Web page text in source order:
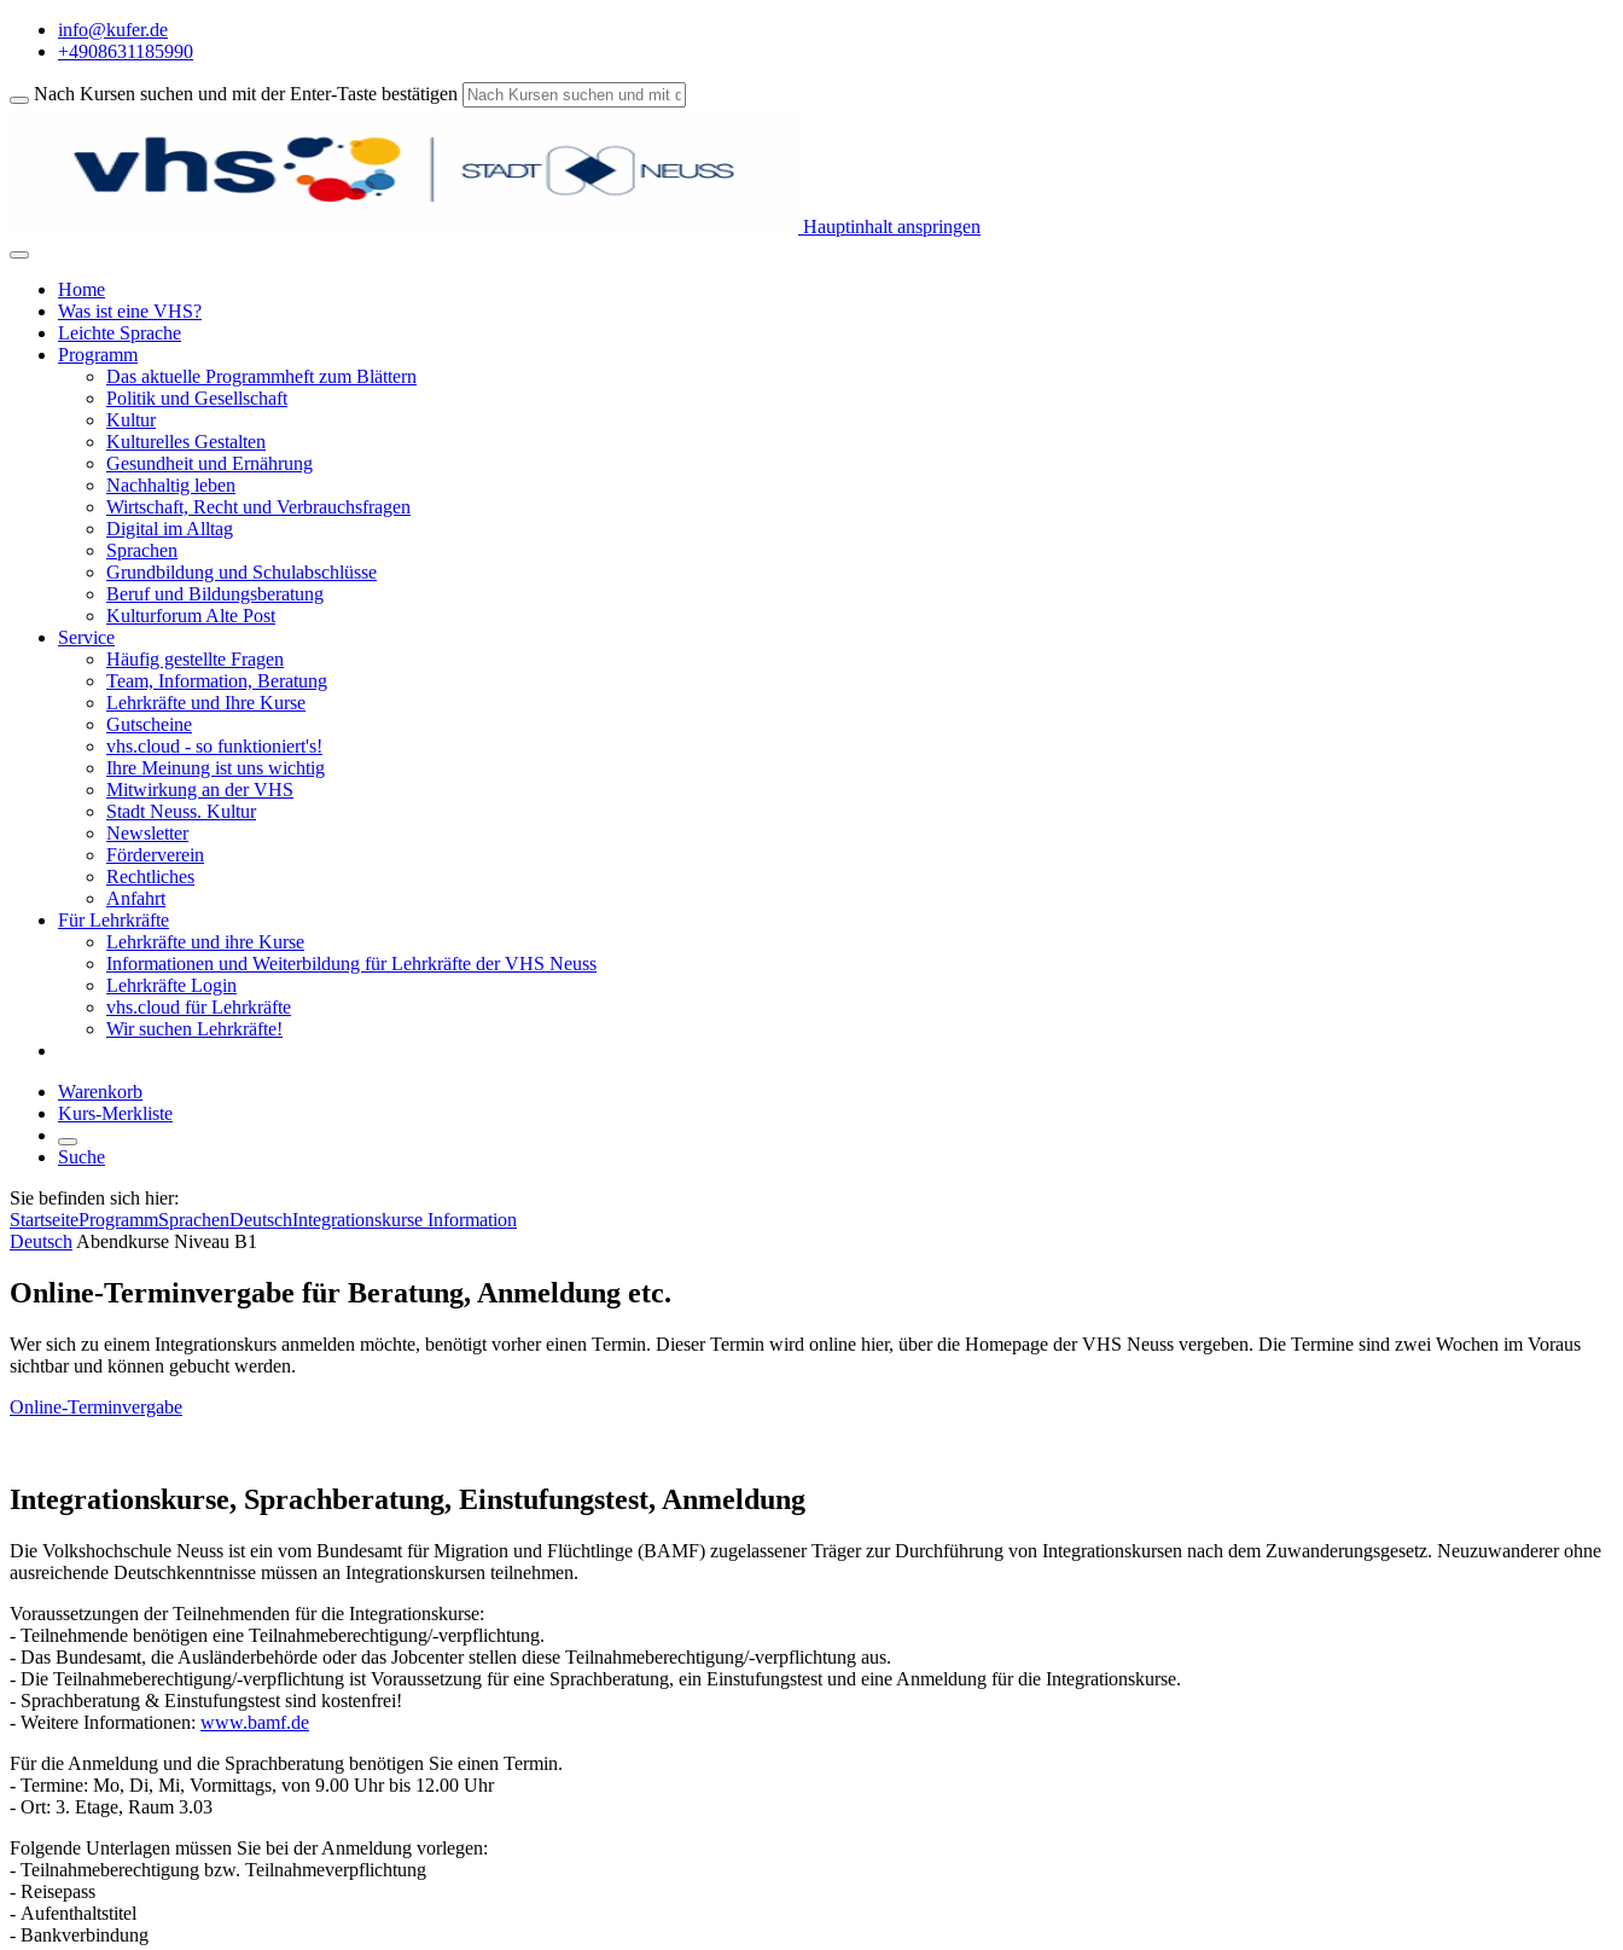
info@kufer.de
+4908631185990
Nach Kursen suchen und mit der Enter-Taste bestätigen
Hauptinhalt anspringen
Home
Was ist eine VHS?
Leichte Sprache
Programm
Das aktuelle Programmheft zum Blättern
Politik und Gesellschaft
Kultur
Kulturelles Gestalten
Gesundheit und Ernährung
Nachhaltig leben
Wirtschaft, Recht und Verbrauchsfragen
Digital im Alltag
Sprachen
Grundbildung und Schulabschlüsse
Beruf und Bildungsberatung
Kulturforum Alte Post
Service
Häufig gestellte Fragen
Team, Information, Beratung
Lehrkräfte und Ihre Kurse
Gutscheine
vhs.cloud - so funktioniert's!
Ihre Meinung ist uns wichtig
Mitwirkung an der VHS
Stadt Neuss. Kultur
Newsletter
Förderverein
Rechtliches
Anfahrt
Für Lehrkräfte
Lehrkräfte und ihre Kurse
Informationen und Weiterbildung für Lehrkräfte der VHS Neuss
Lehrkräfte Login
vhs.cloud für Lehrkräfte
Wir suchen Lehrkräfte!
Warenkorb
Kurs-Merkliste
Suche
Sie befinden sich hier:
StartseiteProgrammSprachenDeutschIntegrationskurse Information
Deutsch Abendkurse Niveau B1
Online-Terminvergabe für Beratung, Anmeldung etc.
Wer sich zu einem Integrationskurs anmelden möchte, benötigt vorher einen Termin. Dieser Termin wird online hier, über die Homepage der VHS Neuss vergeben. Die Termine sind zwei Wochen im Voraus
sichtbar und können gebucht werden.
Online-Terminvergabe
Integrationskurse, Sprachberatung, Einstufungstest, Anmeldung
Die Volkshochschule Neuss ist ein vom Bundesamt für Migration und Flüchtlinge (BAMF) zugelassener Träger zur Durchführung von Integrationskursen nach dem Zuwanderungsgesetz. Neuzuwanderer ohne
ausreichende Deutschkenntnisse müssen an Integrationskursen teilnehmen.
Voraussetzungen der Teilnehmenden für die Integrationskurse:
- Teilnehmende benötigen eine Teilnahmeberechtigung/-verpflichtung.
- Das Bundesamt, die Ausländerbehörde oder das Jobcenter stellen diese Teilnahmeberechtigung/-verpflichtung aus.
- Die Teilnahmeberechtigung/-verpflichtung ist Voraussetzung für eine Sprachberatung, ein Einstufungstest und eine Anmeldung für die Integrationskurse.
- Sprachberatung & Einstufungstest sind kostenfrei!
- Weitere Informationen: www.bamf.de
Für die Anmeldung und die Sprachberatung benötigen Sie einen Termin.
- Termine: Mo, Di, Mi, Vormittags, von 9.00 Uhr bis 12.00 Uhr
- Ort: 3. Etage, Raum 3.03
Folgende Unterlagen müssen Sie bei der Anmeldung vorlegen:
- Teilnahmeberechtigung bzw. Teilnahmeverpflichtung
- Reisepass
- Aufenthaltstitel
- Bankverbindung